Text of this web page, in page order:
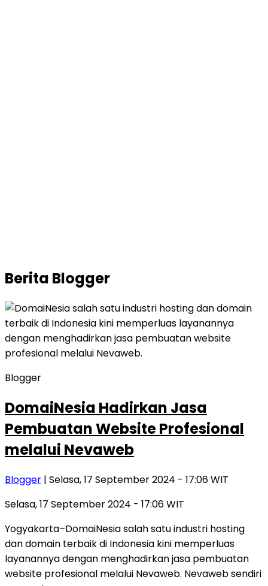
Berita Blogger
Blogger
DomaiNesia Hadirkan Jasa
Pembuatan Website Profesional
melalui Nevaweb
Blogger | Selasa, 17 September 2024 - 17:06 WIT
Selasa, 17 September 2024 - 17:06 WIT
Yogyakarta–DomaiNesia salah satu industri hosting
dan domain terbaik di Indonesia kini memperluas
layanannya dengan menghadirkan jasa pembuatan
website profesional melalui Nevaweb. Nevaweb sendiri